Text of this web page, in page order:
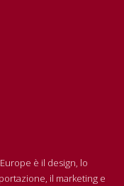
è il design, lo
il marketing e